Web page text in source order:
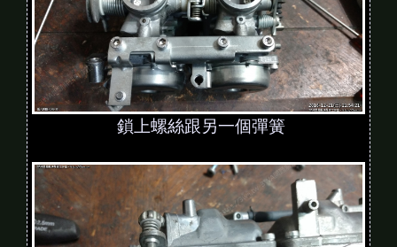
鎖上螺絲跟另一個彈簧